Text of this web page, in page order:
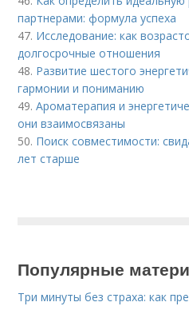
партнерами: формула успеха
47. Исследование: как
долгосрочные отношения
48. Развитие шестого
гармонии и пониманию
49.Ароматерапия и
они взаимосвязаны
50. Поиск совместимости:
лет старше
Популярные
Три минуты без страха: как